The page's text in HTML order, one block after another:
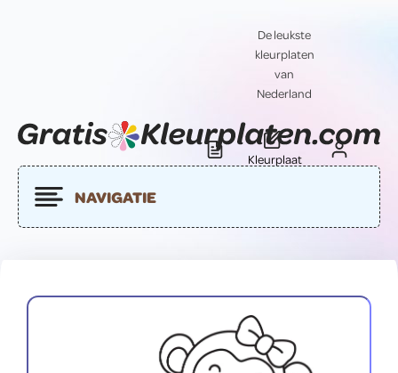
De leukste
kleurplaten
van
Nederland
Blog
Kleurplaat
Contact
NAVIGATIE